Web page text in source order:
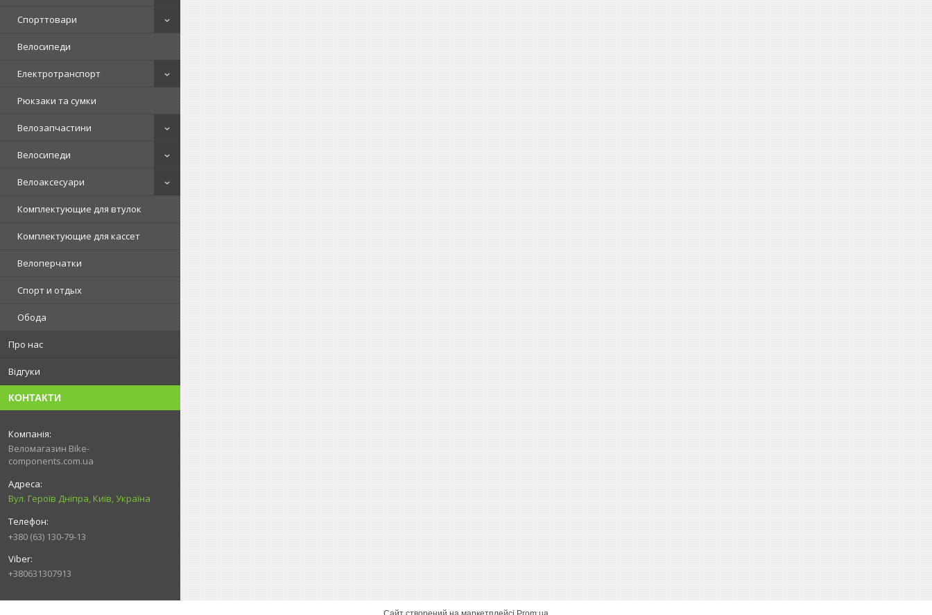
Спорттовари
Велосипеди
Електротранспорт
Рюкзаки та сумки
Велозапчастини
Велосипеди
Велоаксесуари
Комплектующие для втулок
Комплектующие для кассет
Велоперчатки
Спорт и отдых
Обода
Про нас
Відгуки
КОНТАКТИ
Веломагазин Bike-
components.com.ua
Вул. Героїв Дніпра, Київ, Україна
+380 (63) 130-79-13
+380631307913